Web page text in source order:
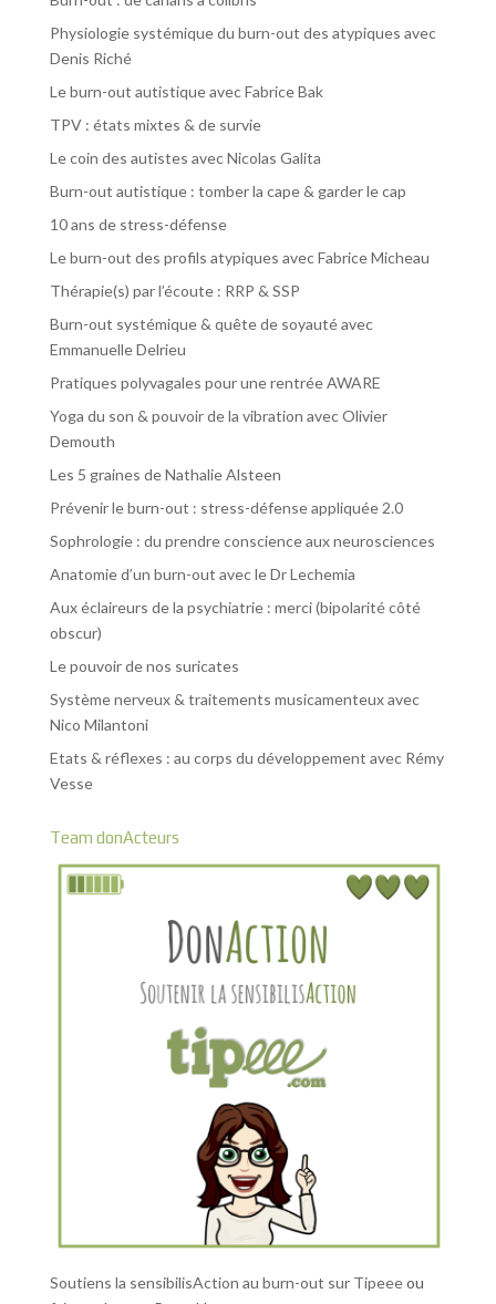
Physiologie systémique du burn-out des atypiques avec
Denis Riché
Le burn-out autistique avec Fabrice Bak
TPV : états mixtes & de survie
Le coin des autistes avec Nicolas Galita
Burn-out autistique : tomber la cape & garder le cap
10 ans de stress-défense
Le burn-out des profils atypiques avec Fabrice Micheau
Thérapie(s) par l’écoute : RRP & SSP
Burn-out systémique & quête de soyauté avec
Emmanuelle Delrieu
Pratiques polyvagales pour une rentrée AWARE
Yoga du son & pouvoir de la vibration avec Olivier
Demouth
Les 5 graines de Nathalie Alsteen
Prévenir le burn-out : stress-défense appliquée 2.0
Sophrologie : du prendre conscience aux neurosciences
Anatomie d’un burn-out avec le Dr Lechemia
Aux éclaireurs de la psychiatrie : merci (bipolarité côté
obscur)
Le pouvoir de nos suricates
Système nerveux & traitements musicamenteux avec
Nico Milantoni
Etats & réflexes : au corps du développement avec Rémy
Vesse
Team donActeurs
Soutiens la sensibilisAction au burn-out sur Tipeeeou